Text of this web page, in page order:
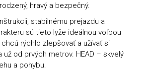
hravý a bezpečný.
stabilnému prejazdu a
sú tieto lyže ideálnou voľbou
rýchlo zlepšovať a užívať si
už od prvých metrov. HEAD – skvelý
a pohybu.